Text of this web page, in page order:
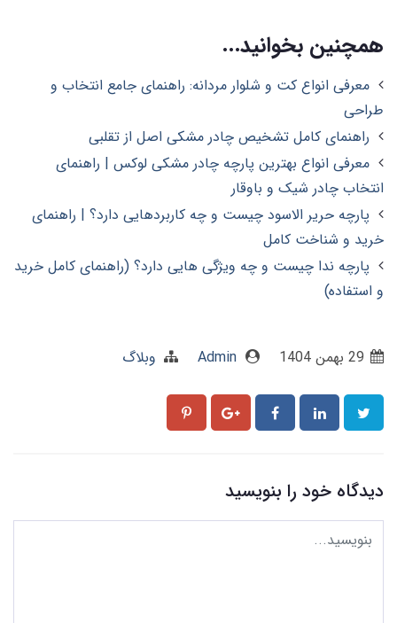
همچنین بخوانید...
معرفی انواع کت و شلوار مردانه: راهنمای جامع انتخاب و
طراحی
راهنمای کامل تشخیص چادر مشکی اصل از تقلبی
معرفی انواع بهترین پارچه چادر مشکی لوکس | راهنمای
انتخاب چادر شیک و باوقار
پارچه حریر الاسود چیست و چه کاربردهایی دارد؟ | راهنمای
خرید و شناخت کامل
پارچه ندا چیست و چه ویژگی هایی دارد؟ (راهنمای کامل خرید
و استفاده)
Admin وبلاگ
دیدگاه خود را بنویسید